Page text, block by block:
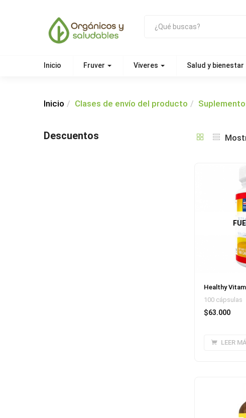
Inicio Fruver Viveres Salud y bienestar
Inicio Clases de envío del producto
Healthy
100 cápsulas
$63.000
LEER
Descuentos